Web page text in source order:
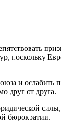
поскольку
и ослабить
друг от друга.
силы,
бюрократии.